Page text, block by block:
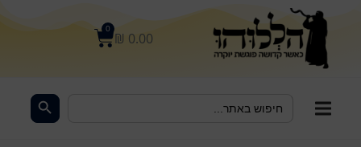
₪ 0.00
0
for: